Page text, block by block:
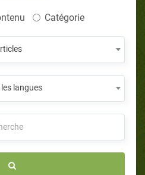
Catégorie
langues